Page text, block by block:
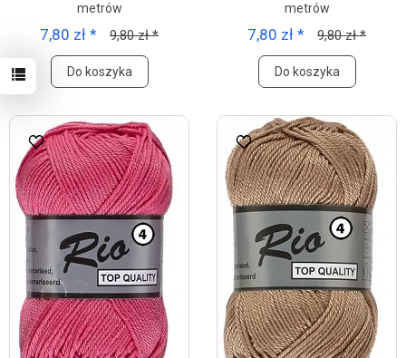
metrów
7,80 zł * 9,80 zł *
Do koszyka
metrów
7,80 zł * 9,80 zł *
Do koszyka